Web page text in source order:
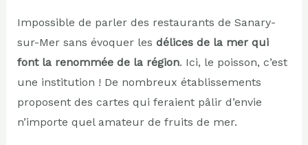
Impossible de parler des restaurants de Sanary-
sur-Mer sans évoquer les délices de la mer qui
font la renommée de la région. Ici, le poisson, c’est
une institution ! De nombreux établissements
proposent des cartes qui feraient pâlir d’envie
n’importe quel amateur de fruits de mer.